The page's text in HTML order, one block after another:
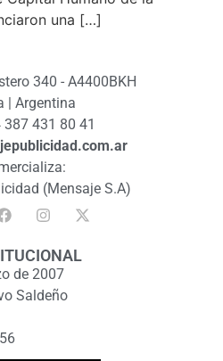
una […]
340 - A4400BKH
| Argentina
387 431 80 41
(Mensaje S.A)
de 2007
Saldeño